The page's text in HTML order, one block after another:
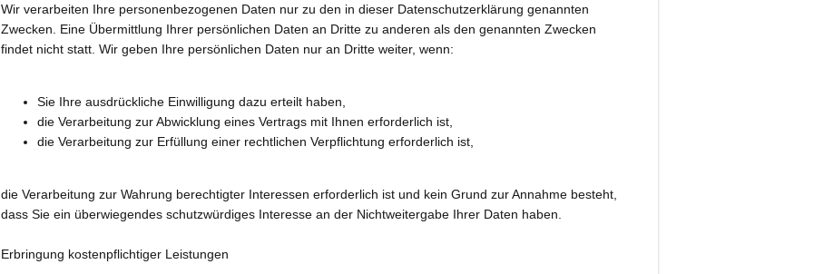
Wir verarbeiten Ihre personenbezogenen Daten nur zu den in dieser Datenschutzerklärung genannten
Zwecken. Eine Übermittlung Ihrer persönlichen Daten an Dritte zu anderen als den genannten Zwecken
findet nicht statt. Wir geben Ihre persönlichen Daten nur an Dritte weiter, wenn:
Sie Ihre ausdrückliche Einwilligung dazu erteilt haben,
die Verarbeitung zur Abwicklung eines Vertrags mit Ihnen erforderlich ist,
die Verarbeitung zur Erfüllung einer rechtlichen Verpflichtung erforderlich ist,
die Verarbeitung zur Wahrung berechtigter Interessen erforderlich ist und kein Grund zur Annahme besteht,
dass Sie ein überwiegendes schutzwürdiges Interesse an der Nichtweitergabe Ihrer Daten haben.
Erbringung kostenpflichtiger Leistungen